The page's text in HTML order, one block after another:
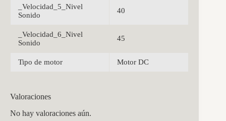
_Velocidad_5_Nivel
Sonido
40
_Velocidad_6_Nivel
Sonido
45
Tipo de motor Motor DC
Valoraciones
No hay valoraciones aún.